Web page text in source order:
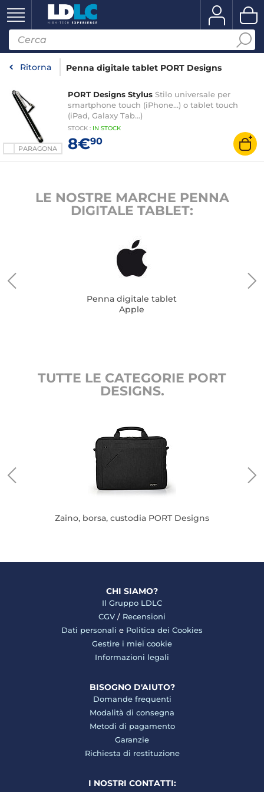
Ritorna Penna digitale tablet PORT Designs
PARAGONA
PORT Designs Stylus Stilo universale per
smartphone touch (iPhone...) o tablet touch
(iPad, Galaxy Tab...)
STOCK : IN STOCK
8€90
LE NOSTRE MARCHE PENNA
DIGITALE TABLET:
Penna digitale tablet
Apple
TUTTE LE CATEGORIE PORT
DESIGNS.
Zaino, borsa, custodia PORT Designs
CHI SIAMO?
Il Gruppo LDLC
CGV / Recensioni
Dati personali e Politica dei Cookies
Gestire i miei cookie
Informazioni legali
BISOGNO D'AIUTO?
Domande frequenti
Modalità di consegna
Metodi di pagamento
Garanzie
Richiesta di restituzione
I NOSTRI CONTATTI: